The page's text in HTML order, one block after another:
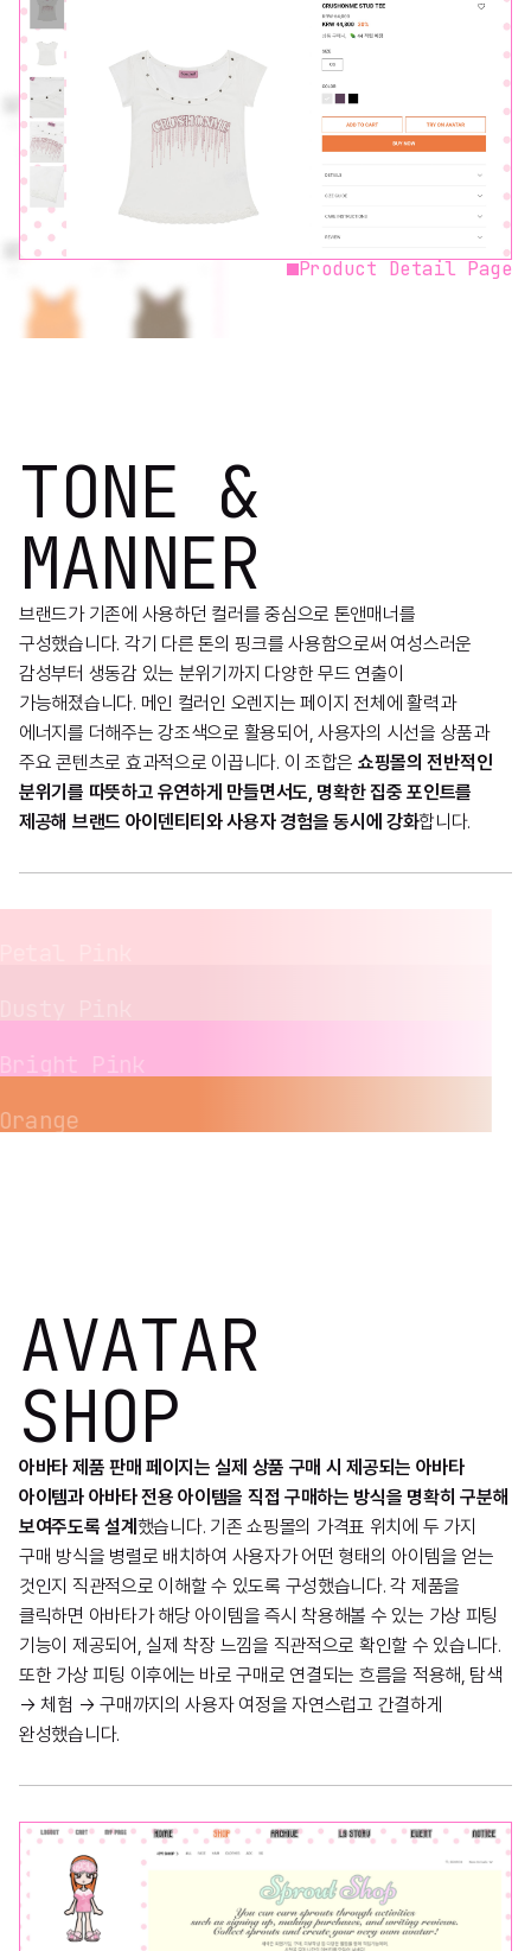
Product Detail Page
TONE &
MANNER
브랜드가 기존에 사용하던 컬러를 중심으로 톤앤매너를
구성했습니다. 각기 다른 톤의 핑크를 사용함으로써 여성스러운
감성부터 생동감 있는 분위기까지 다양한 무드 연출이
가능해졌습니다. 메인 컬러인 오렌지는 페이지 전체에 활력과
에너지를 더해주는 강조색으로 활용되어, 사용자의 시선을 상품과
주요 콘텐츠로 효과적으로 이끕니다. 이 조합은 쇼핑몰의 전반적인
분위기를 따뜻하고 유연하게 만들면서도, 명확한 집중 포인트를
제공해 브랜드 아이덴티티와 사용자 경험을 동시에 강화합니다.
Bright Pink
Orange
AVATAR
SHOP
아바타 제품 판매 페이지는 실제 상품 구매 시 제공되는 아바타
아이템과 아바타 전용 아이템을 직접 구매하는 방식을 명확히 구분해
보여주도록 설계 했습니다. 기존 쇼핑몰의 가격표 위치에 두 가지
구매 방식을 병렬로 배치하여 사용자가 어떤 형태의 아이템을 얻는
것인지 직관적으로 이해할 수 있도록 구성했습니다. 각 제품을
클릭하면 아바타가 해당 아이템을 즉시 착용해볼 수 있는 가상 피팅
기능이 제공되어, 실제 착장 느낌을 직관적으로 확인할 수 있습니다.
또한 가상 피팅 이후에는 바로 구매로 연결되는 흐름을 적용해, 탐색
→ 체험 → 구매까지의 사용자 여정을 자연스럽고 간결하게
완성했습니다.